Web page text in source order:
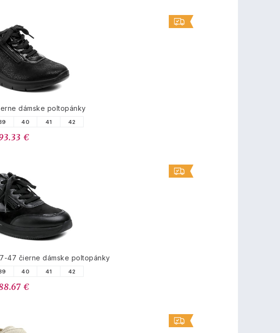
dámske poltopánky
40 41 42
€
47 čierne dámske poltopánky
40 41 42
€